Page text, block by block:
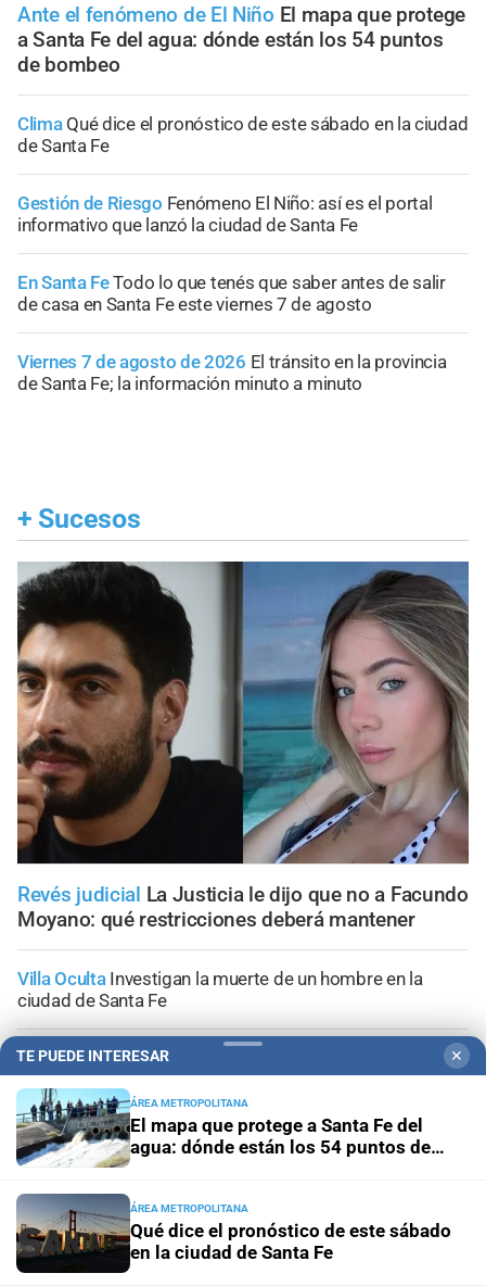
Ante el fenómeno de El Niño El mapa que protege
a Santa Fe del agua: dónde están los 54 puntos
de bombeo
Clima Qué dice el pronóstico de este sábado en la ciudad
de Santa Fe
Gestión de Riesgo Fenómeno El Niño: así es el portal
informativo que lanzó la ciudad de Santa Fe
En Santa FeTodo lo que tenés que saber antes de salir
de casa en Santa Fe este viernes 7 de agosto
Viernes 7 de agosto de 2026 El tránsito en la provincia
de Santa Fe; la información minuto a minuto
+ Sucesos
Revés judicial La Justicia le dijo que no a Facundo
Moyano: qué restricciones deberá mantener
Villa Oculta Investigan la muerte de un hombre en la
ciudad de Santa Fe
Hay siete heridosChocaron un tren y un colectivo a
metros de La Bombonera
TribunalesPrisión preventiva para dos hermanos
acusados por un brutal asalto contra un adolescente en
Allanamientos simultáneosDiez detenidos por un
megaoperativo contra el microtráfico en San Justo
TE PUEDE INTERESAR ✕
ÁREA METROPOLITANA
El mapa que protege a Santa Fe del
agua: dónde están los 54 puntos de
ÁREA METROPOLITANA
Qué dice el pronóstico de este sábado
en la ciudad de Santa Fe